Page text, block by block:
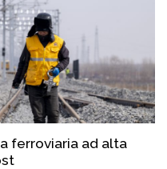
ferroviaria ad alta